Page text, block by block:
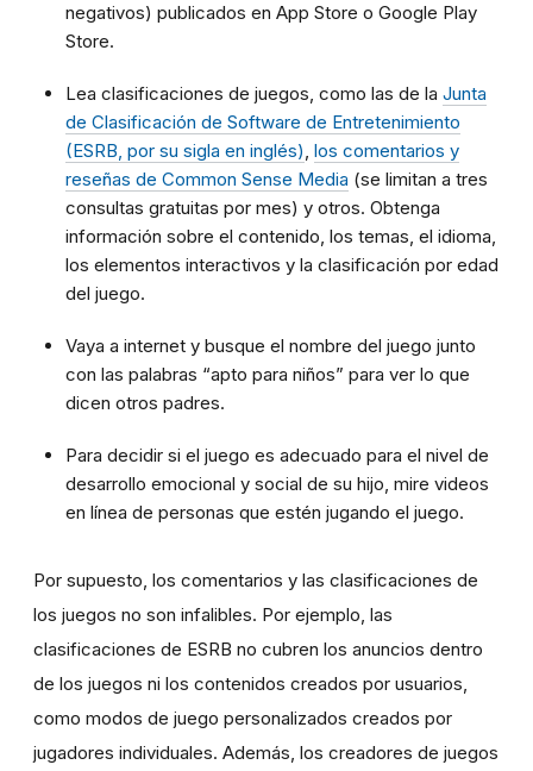
negativos) publicados en App Store o Google Play
Store.
Lea clasificaciones de juegos, como las de la Junta
de Clasificación de Software de Entretenimiento
(ESRB, por su sigla en inglés), los comentarios y
reseñas de Common Sense Media (se limitan a tres
consultas gratuitas por mes) y otros. Obtenga
información sobre el contenido, los temas, el idioma,
los elementos interactivos y la clasificación por edad
del juego.
Vaya a internet y busque el nombre del juego junto
con las palabras “apto para niños” para ver lo que
dicen otros padres.
Para decidir si el juego es adecuado para el nivel de
desarrollo emocional y social de su hijo, mire videos
en línea de personas que estén jugando el juego.
Por supuesto, los comentarios y las clasificaciones de
los juegos no son infalibles. Por ejemplo, las
clasificaciones de ESRB no cubren los anuncios dentro
de los juegos ni los contenidos creados por usuarios,
como modos de juego personalizados creados por
jugadores individuales. Además, los creadores de juegos